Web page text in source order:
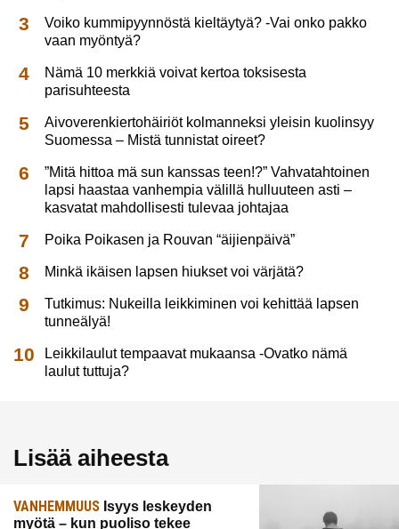
Voiko kummipyynnöstä kieltäytyä? -Vai onko pakko
vaan myöntyä?
Nämä 10 merkkiä voivat kertoa toksisesta
parisuhteesta
Aivoverenkiertohäiriöt kolmanneksi yleisin kuolinsyy
Suomessa – Mistä tunnistat oireet?
”Mitä hittoa mä sun kanssas teen!?” Vahvatahtoinen
lapsi haastaa vanhempia välillä hulluuteen asti –
kasvatat mahdollisesti tulevaa johtajaa
Poika Poikasen ja Rouvan “äijienpäivä”
Minkä ikäisen lapsen hiukset voi värjätä?
Tutkimus: Nukeilla leikkiminen voi kehittää lapsen
tunneälyä!
Leikkilaulut tempaavat mukaansa -Ovatko nämä
laulut tuttuja?
Lisää aiheesta
VANHEMMUUS Isyys leskeyden
myötä – kun puoliso tekee